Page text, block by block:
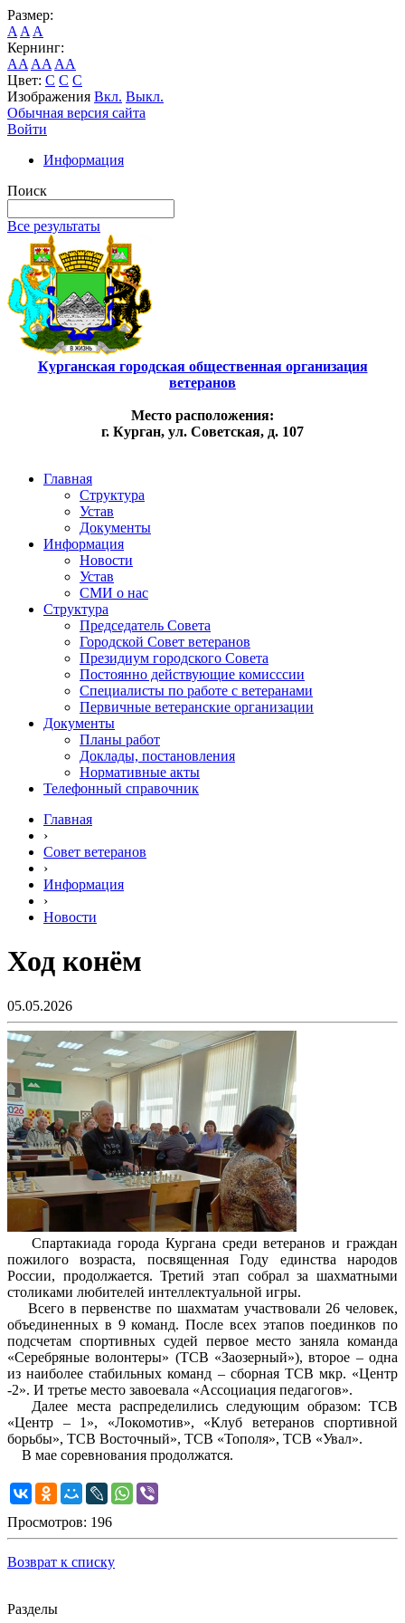
Размер:
A A A
Кернинг:
AA AA AA
Цвет: C C C
Изображения Вкл. Выкл.
Обычная версия сайта
Войти
Информация
Поиск
Все результаты
Курганская городская общественная организация
ветеранов
Место расположения:
г. Курган, ул. Советская, д. 107
Главная
Структура
Устав
Документы
Информация
Новости
Устав
СМИ о нас
Структура
Председатель Совета
Городской Совет ветеранов
Президиум городского Совета
Постоянно действующие комисссии
Специалисты по работе с ветеранами
Первичные ветеранские организации
Документы
Планы работ
Доклады, постановления
Нормативные акты
Телефонный справочник
Главная
›
Совет ветеранов
›
Информация
›
Новости
Ход конём
05.05.2026
Спартакиада города Кургана среди ветеранов и граждан
пожилого возраста, посвященная Году единства народов
России, продолжается. Третий этап собрал за шахматными
столиками любителей интеллектуальной игры.
Всего в первенстве по шахматам участвовали 26 человек,
объединенных в 9 команд. После всех этапов поединков по
подсчетам спортивных судей первое место заняла команда
«Серебряные волонтеры» (ТСВ «Заозерный»), второе – одна
из наиболее стабильных команд – сборная ТСВ мкр. «Центр
-2». И третье место завоевала «Ассоциация педагогов».
Далее места распределились следующим образом: ТСВ
«Центр – 1», «Локомотив», «Клуб ветеранов спортивной
борьбы», ТСВ Восточный», ТСВ «Тополя», ТСВ «Увал».
В мае соревнования продолжатся.
Просмотров: 196
Возврат к списку
Разделы